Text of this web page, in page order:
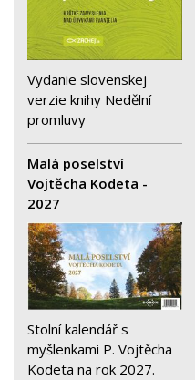
Vydanie slovenskej
verzie knihy Nedělní
promluvy
Malá poselství
Vojtěcha Kodeta -
2027
Stolní kalendář s
myšlenkami P. Vojtěcha
Kodeta na rok 2027.